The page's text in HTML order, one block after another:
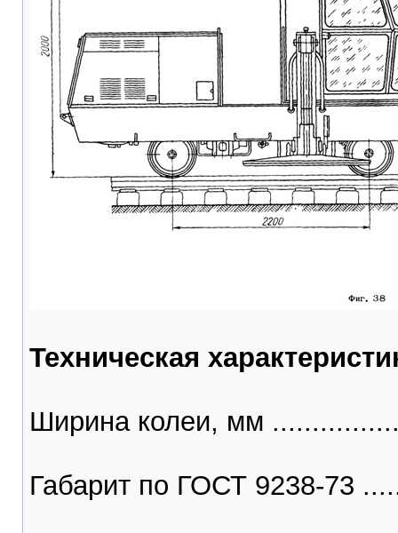
Техническая
Ширина колеи, мм
Габарит по ГОСТ 9238-73